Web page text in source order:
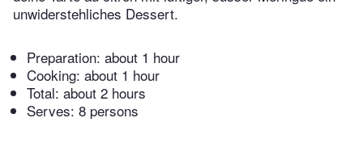
unwiderstehliches Dessert.
Preparation: about 1 hour
Cooking: about 1 hour
Total: about 2 hours
Serves: 8 persons